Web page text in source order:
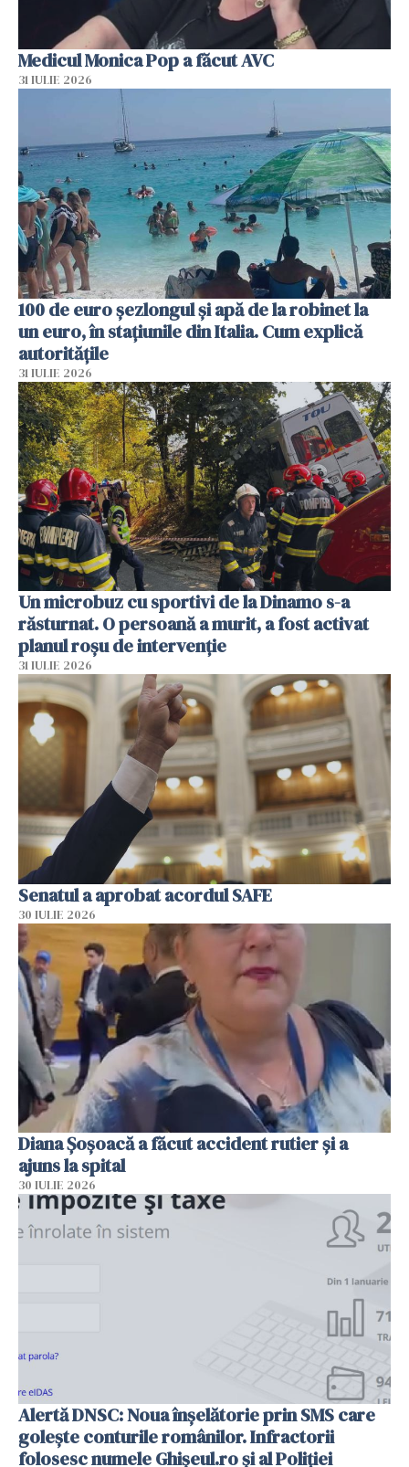
Medicul Monica Pop a făcut AVC
31 IULIE 2026
100 de euro șezlongul și apă de la robinet la
un euro, în stațiunile din Italia. Cum explică
autoritățile
31 IULIE 2026
Un microbuz cu sportivi de la Dinamo s-a
răsturnat. O persoană a murit, a fost activat
planul roșu de intervenție
31 IULIE 2026
Senatul a aprobat acordul SAFE
30 IULIE 2026
Diana Șoșoacă a făcut accident rutier și a
ajuns la spital
30 IULIE 2026
Alertă DNSC: Noua înșelătorie prin SMS care
golește conturile românilor. Infractorii
folosesc numele Ghișeul.ro și al Poliției